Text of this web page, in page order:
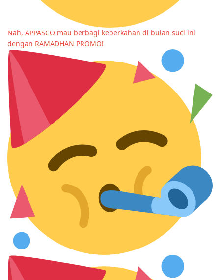
Nah, APPASCO mau berbagi keberkahan di bulan suci ini
dengan RAMADHAN PROMO!